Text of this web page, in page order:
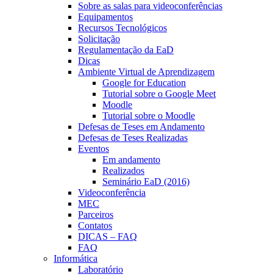
Sobre as salas para videoconferências
Equipamentos
Recursos Tecnológicos
Solicitação
Regulamentação da EaD
Dicas
Ambiente Virtual de Aprendizagem
Google for Education
Tutorial sobre o Google Meet
Moodle
Tutorial sobre o Moodle
Defesas de Teses em Andamento
Defesas de Teses Realizadas
Eventos
Em andamento
Realizados
Seminário EaD (2016)
Videoconferência
MEC
Parceiros
Contatos
DICAS – FAQ
FAQ
Informática
Laboratório